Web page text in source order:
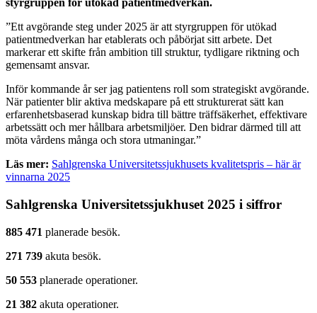
styrgruppen för utökad patientmedverkan.
”Ett avgörande steg under 2025 är att styrgruppen för utökad
patientmedverkan har etablerats och påbörjat sitt arbete. Det
markerar ett skifte från ambition till struktur, tydligare riktning och
gemensamt ansvar.
Inför kommande år ser jag patientens roll som strategiskt avgörande.
När patienter blir aktiva medskapare på ett strukturerat sätt kan
erfarenhetsbaserad kunskap bidra till bättre träffsäkerhet, effektivare
arbetssätt och mer hållbara arbetsmiljöer. Den bidrar därmed till att
möta vårdens många och stora utmaningar.”
Läs mer: Sahlgrenska Universitetssjukhusets kvalitetspris – här är
vinnarna 2025
Sahlgrenska Universitetssjukhuset 2025 i siffror
885 471 planerade besök.
271 739 akuta besök.
50 553 planerade operationer.
21 382 akuta operationer.